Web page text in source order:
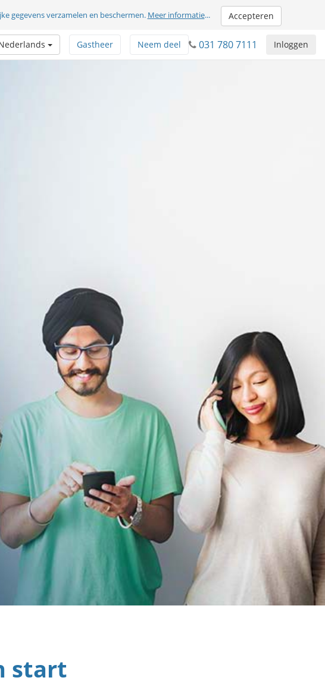
gegevens verzamelen en beschermen. Meer informatie... Accepteren
Inloggen
031 780 7111
Neem deel
Gastheer
start